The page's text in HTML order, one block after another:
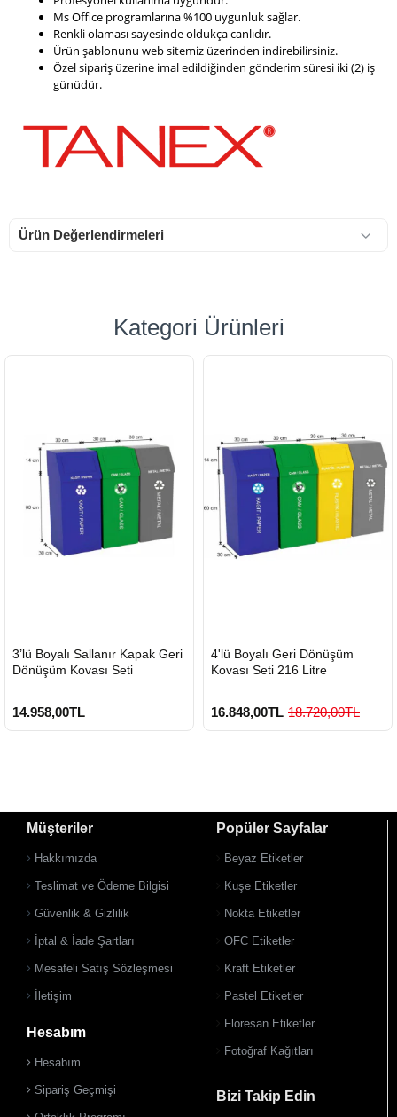
Ms Office programlarına %100 uygunluk sağlar.
Renkli olaması sayesinde oldukça canlıdır.
Ürün şablonunu web sitemiz üzerinden indirebilirsiniz.
Özel sipariş üzerine imal edildiğinden gönderim süresi iki (2) iş
günüdür.
Ürün Değerlendirmeleri
Kategori Ürünleri
HIZLI
GÖNDERİ
3’lü Boyalı Sallanır Kapak Geri
Dönüşüm Kovası Seti
14.958,00TL
HIZLI
GÖNDERİ
4'lü Boyalı Geri Dönüşüm
Kovası Seti 216 Litre
16.848,00TL 18.720,00TL
Müşteriler
Hakkımızda
Teslimat ve Ödeme Bilgisi
Güvenlik & Gizlilik
İptal & İade Şartları
Mesafeli Satış Sözleşmesi
İletişim
Hesabım
Hesabım
Sipariş Geçmişi
Popüler Sayfalar
Beyaz Etiketler
Kuşe Etiketler
Nokta Etiketler
OFC Etiketler
Kraft Etiketler
Pastel Etiketler
Floresan Etiketler
Fotoğraf Kağıtları
Bizi Takip Edin